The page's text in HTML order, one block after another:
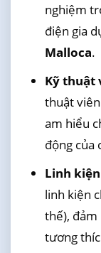
nghiệm
điện gia
Malloca.
Kỹ thuật
thuật
am hiểu
động của
Linh
linh kiện
thế), đảm
tương